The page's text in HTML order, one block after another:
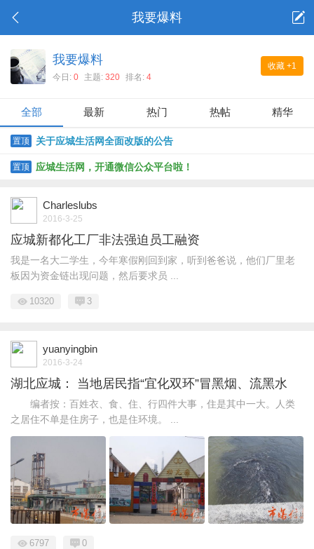
我要爆料
收藏 +1
我要爆料
今日: 0 主题: 320 排名: 4
全部 最新 热门 热帖 精华
置顶 关于应城生活网全面改版的公告
置顶 应城生活网，开通微信公众平台啦！
Charleslubs
2016-3-25
应城新都化工厂非法强迫员工融资
我是一名大二学生，今年寒假刚回到家，听到爸爸说，他们厂里老
板因为资金链出现问题，然后要求员 ...
10320 3
yuanyingbin
2016-3-24
湖北应城： 当地居民指“宜化双环”冒黑烟、流黑水
编者按：百姓衣、食、住、行四件大事，住是其中一大。人类
之居住不单是住房子，也是住环境。 ...
6797 0